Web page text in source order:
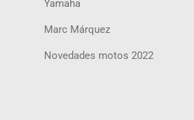
Yamaha
Marc Márquez
Novedades motos 2022